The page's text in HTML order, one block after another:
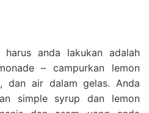
anda lakukan adalah
– campurkan lemon
dan air dalam gelas. Anda
simple syrup dan lemon